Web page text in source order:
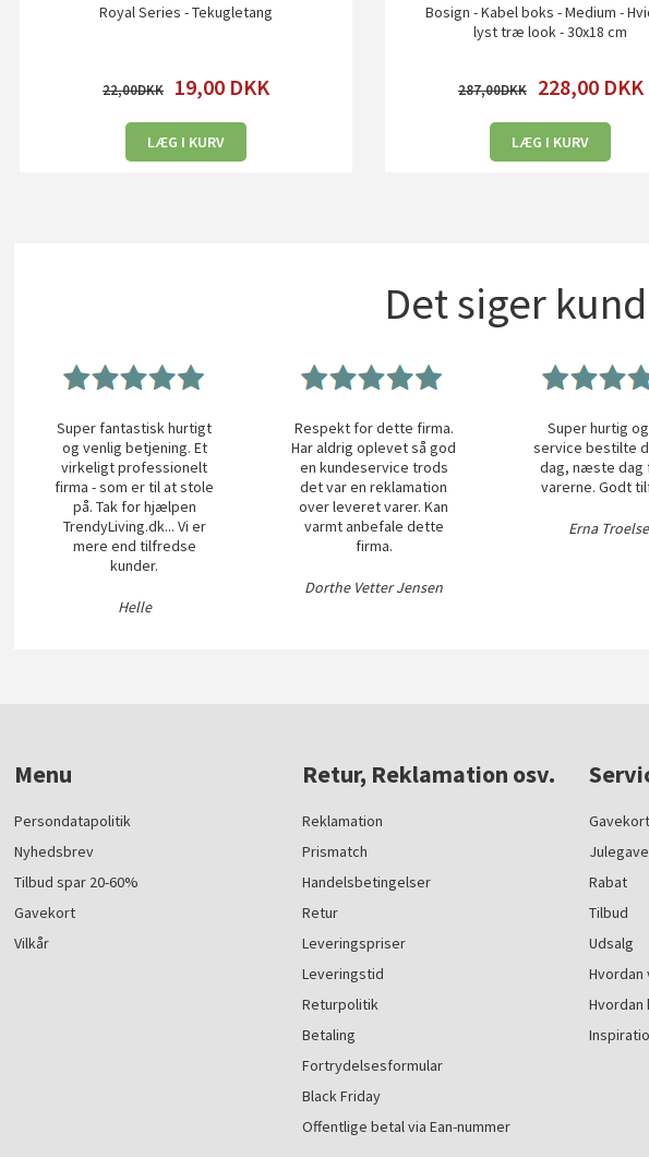
Royal Series - Tekugletang
22,00 19,00 DKK
LÆG I KURV
Bosign - Kabel boks - Medium -
lyst træ look - 30x18 cm
287,00 228,00 DKK
LÆG I KURV
Det siger
Super fantastisk hurtigt
og venlig betjening. Et
virkeligt professionelt
firma - som er til at stole
på. Tak for hjælpen
TrendyLiving.dk... Vi er
mere end tilfredse
kunder.
Helle
Respekt for dette firma.
Har aldrig oplevet så god
en kundeservice trods
det var en reklamation
over leveret varer. Kan
varmt anbefale dette
firma.
Dorthe Vetter Jensen
Super hurtig
service bestilte
dag, næste dag
varerne. Godt
Erna
Menu
Persondatapolitik
Nyhedsbrev
Tilbud spar 20-60%
Gavekort
Vilkår
Retur, Reklamation osv.
Reklamation
Prismatch
Handelsbetingelser
Retur
Leveringspriser
Leveringstid
Returpolitik
Betaling
Fortrydelsesformular
Black Friday
Offentlige betal via Ean-nummer
Gavekort
Rabat
Tilbud
Udsalg